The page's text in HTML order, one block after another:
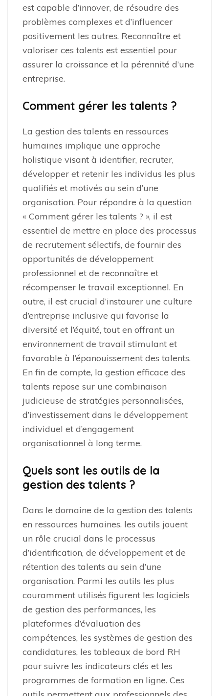
est capable d’innover, de résoudre des
problèmes complexes et d’influencer
positivement les autres. Reconnaître et
valoriser ces talents est essentiel pour
assurer la croissance et la pérennité d’une
entreprise.
Comment gérer les talents ?
La gestion des talents en ressources
humaines implique une approche
holistique visant à identifier, recruter,
développer et retenir les individus les plus
qualifiés et motivés au sein d’une
organisation. Pour répondre à la question
« Comment gérer les talents ? », il est
essentiel de mettre en place des processus
de recrutement sélectifs, de fournir des
opportunités de développement
professionnel et de reconnaître et
récompenser le travail exceptionnel. En
outre, il est crucial d’instaurer une culture
d’entreprise inclusive qui favorise la
diversité et l’équité, tout en offrant un
environnement de travail stimulant et
favorable à l’épanouissement des talents.
En fin de compte, la gestion efficace des
talents repose sur une combinaison
judicieuse de stratégies personnalisées,
d’investissement dans le développement
individuel et d’engagement
organisationnel à long terme.
Quels sont les outils de la
gestion des talents ?
Dans le domaine de la gestion des talents
en ressources humaines, les outils jouent
un rôle crucial dans le processus
d’identification, de développement et de
rétention des talents au sein d’une
organisation. Parmi les outils les plus
couramment utilisés figurent les logiciels
de gestion des performances, les
plateformes d’évaluation des
compétences, les systèmes de gestion des
candidatures, les tableaux de bord RH
pour suivre les indicateurs clés et les
programmes de formation en ligne. Ces